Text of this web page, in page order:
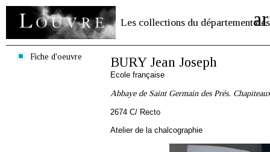
Les collections du département des
Fiche d'oeuvre BURY Jean Joseph
Ecole française
Abbaye de Saint Germain des Prés.
2674 C/ Recto
Atelier de la chalcographie